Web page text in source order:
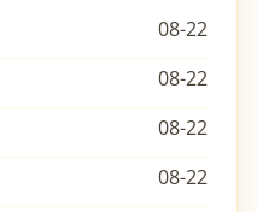
08-22
08-22
08-22
08-22